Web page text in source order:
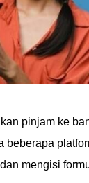
pinjam ke
beberapa
mengisi